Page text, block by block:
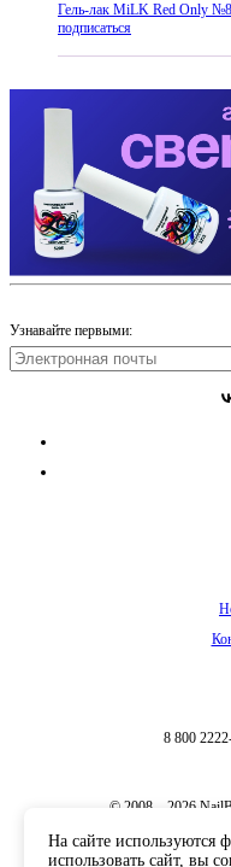
Гель-лак MiLK Red Only
подписаться
Узнавайте первыми:
8 800
© 2008 – 2026
На сайте используются
использовать сайт, вы